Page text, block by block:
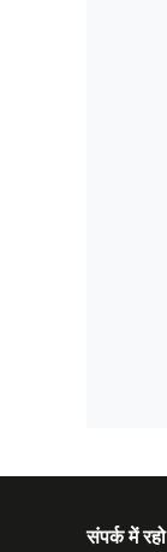
संपर्क में रहो